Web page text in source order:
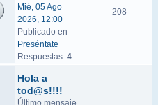
Mié, 05 Ago
2026, 12:00
Publicado en
Preséntate
Respuestas: 4
208
Hola a
tod@s!!!!
Último mensaje